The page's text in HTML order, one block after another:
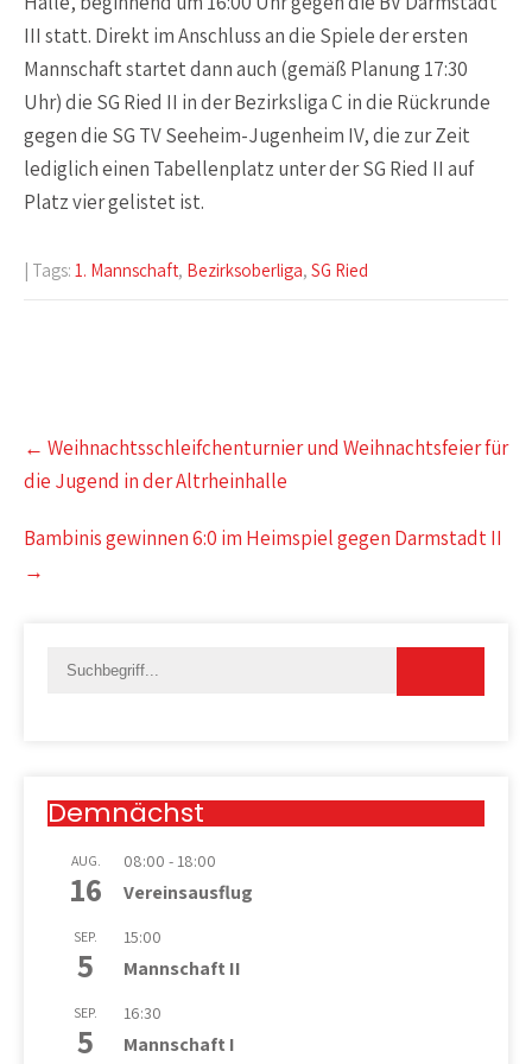
III statt. Direkt im Anschluss an die Spiele der ersten
Mannschaft startet dann auch (gemäß Planung 17:30
Uhr) die SG Ried II in der Bezirksliga C in die Rückrunde
gegen die SG TV Seeheim-Jugenheim IV, die zur Zeit
lediglich einen Tabellenplatz unter der SG Ried II auf
Platz vier gelistet ist.
| Tags: 1. Mannschaft, Bezirksoberliga, SG Ried
Post
navigation
← Weihnachtsschleifchenturnier und Weihnachtsfeier für
die Jugend in der Altrheinhalle
Bambinis gewinnen 6:0 im Heimspiel gegen Darmstadt II
→
Demnächst
AUG.
16
08:00 - 18:00
Vereinsausflug
SEP.
5
15:00
Mannschaft II
SEP.
5
16:30
Mannschaft I